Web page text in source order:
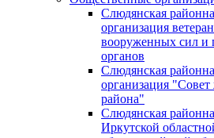
Слюдянская
организация
вооруженных сил и
органов
Слюдянская
организация
района"
Слюдянская
Иркутской